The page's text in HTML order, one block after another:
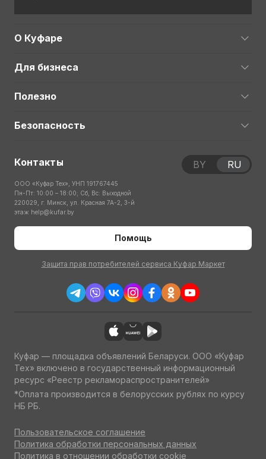
О Куфаре
Для бизнеса
Полезно
Безопасность
Контакты
ООО «Куфар Тех», УНП 191767445
Пн-Пт: 10:00 – 18:00; Сб, Вс: Выходной
220029, г. Минск, ул. Красная 7А-2, 3-й
этаж help@kufar.by
Помощь
Защита прав потребителей сервиса Куфар Маркет
BY RU
Куфар — площадка объявлений Беларуси. ООО «Куфар
Тех» включено в государственный информационный
ресурс «Реестр рекламораспространителей»
*Оплата производится в белорусских рублях по курсу
НБ РБ.
Пользовательское соглашение
Политика обработки персональных данных
Политика в отношении обработки cookie